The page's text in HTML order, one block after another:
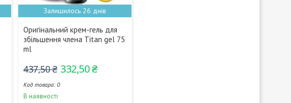
Залишилось 26 днів
Оригінальний крем-гель для
збільшення члена Titan gel 75
ml
437,50 ₴ 332,50 ₴
0
В наявності